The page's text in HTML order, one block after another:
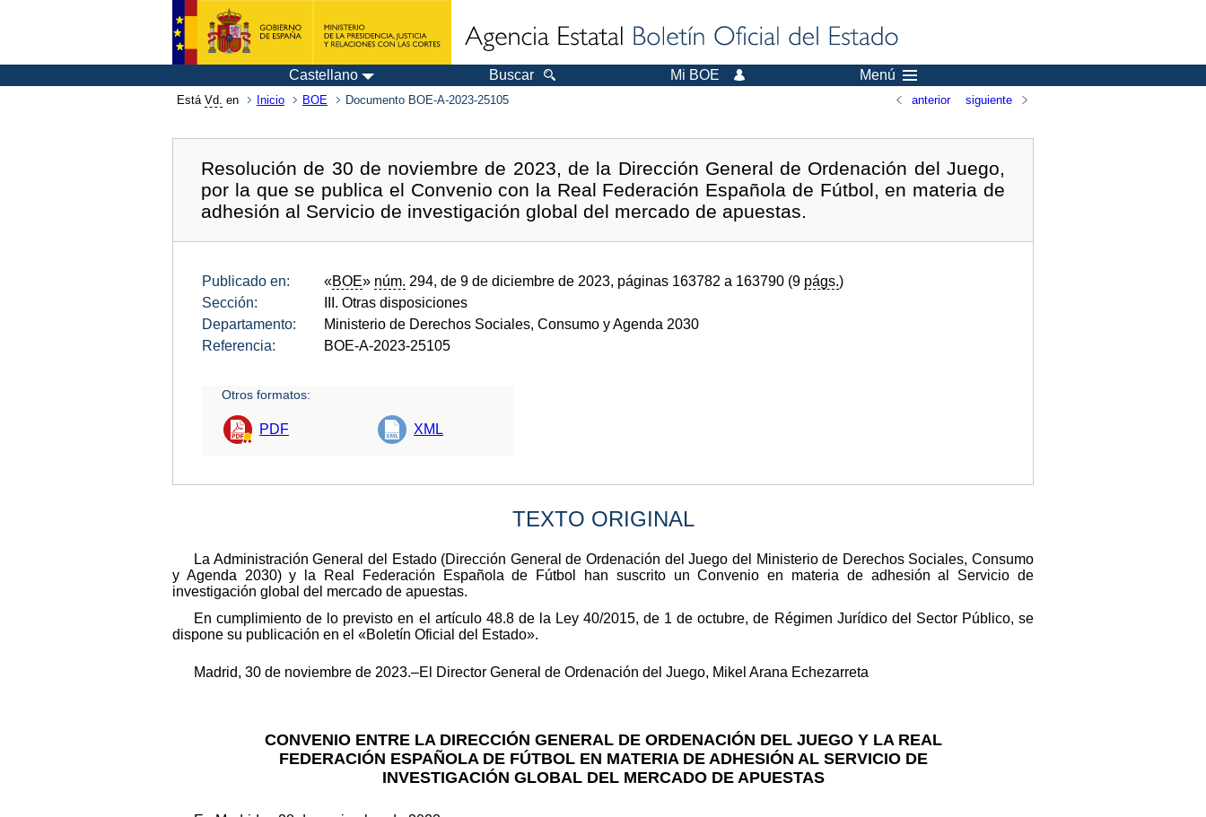
Castellano Buscar Mi BOE Menú
Está Vd. en Inicio BOE Documento BOE-A-2023-25105 anterior siguiente
Resolución de 30 de noviembre de 2023, de la Dirección General de Ordenación del Juego,
por la que se publica el Convenio con la Real Federación Española de Fútbol, en materia de
adhesión al Servicio de investigación global del mercado de apuestas.
Publicado en: «BOE» núm. 294, de 9 de diciembre de 2023, páginas 163782 a 163790 (9 págs.)
Sección:
III. Otras disposiciones
Departamento:
Ministerio de Derechos Sociales, Consumo y Agenda 2030
Referencia:
BOE-A-2023-25105
Otros formatos:
PDF XML
TEXTO ORIGINAL
La Administración General del Estado (Dirección General de Ordenación del Juego del Ministerio de Derechos Sociales, Consumo
y Agenda 2030) y la Real Federación Española de Fútbol han suscrito un Convenio en materia de adhesión al Servicio de
investigación global del mercado de apuestas.
En cumplimiento de lo previsto en el artículo 48.8 de la Ley 40/2015, de 1 de octubre, de Régimen Jurídico del Sector Público, se
dispone su publicación en el «Boletín Oficial del Estado».
Madrid, 30 de noviembre de 2023.–El Director General de Ordenación del Juego, Mikel Arana Echezarreta
CONVENIO ENTRE LA DIRECCIÓN GENERAL DE ORDENACIÓN DEL JUEGO Y LA REAL
FEDERACIÓN ESPAÑOLA DE FÚTBOL EN MATERIA DE ADHESIÓN AL SERVICIO DE
INVESTIGACIÓN GLOBAL DEL MERCADO DE APUESTAS